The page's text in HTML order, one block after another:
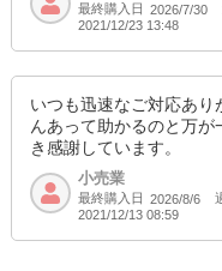
最終購入日 2026/7/30
2021/12/23 13:48
いつも迅速なご対応あり
んあって助かるのと万
き感謝しています。
小売業
最終購入日 2026/8/6
2021/12/13 08:59